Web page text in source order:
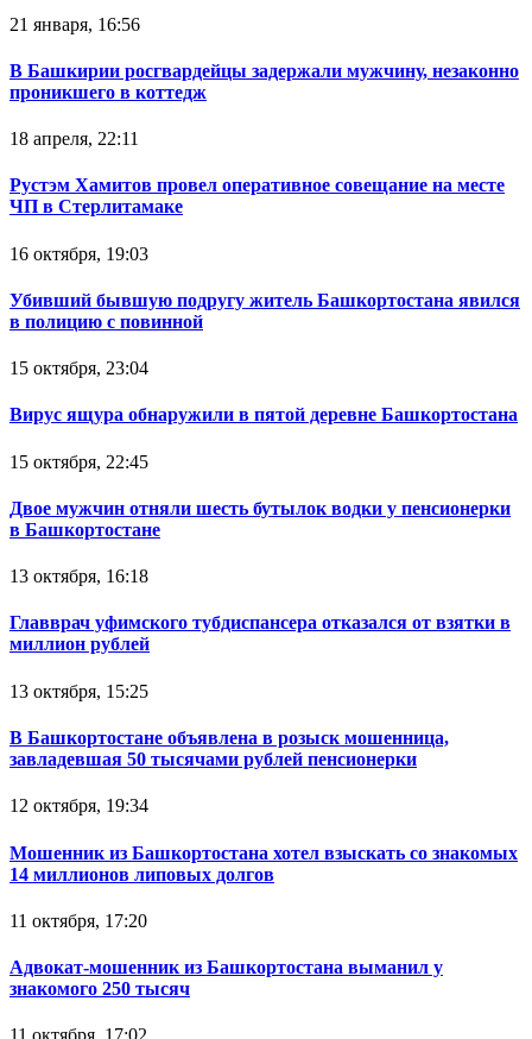
21 января, 16:56
В Башкирии росгвардейцы задержали мужчину, незаконно
проникшего в коттедж
18 апреля, 22:11
Рустэм Хамитов провел оперативное совещание на месте
ЧП в Стерлитамаке
16 октября, 19:03
Убивший бывшую подругу житель Башкортостана явился
в полицию с повинной
15 октября, 23:04
Вирус ящура обнаружили в пятой деревне Башкортостана
15 октября, 22:45
Двое мужчин отняли шесть бутылок водки у пенсионерки
в Башкортостане
13 октября, 16:18
Главврач уфимского тубдиспансера отказался от взятки в
миллион рублей
13 октября, 15:25
В Башкортостане объявлена в розыск мошенница,
завладевшая 50 тысячами рублей пенсионерки
12 октября, 19:34
Мошенник из Башкортостана хотел взыскать со знакомых
14 миллионов липовых долгов
11 октября, 17:20
Адвокат-мошенник из Башкортостана выманил у
знакомого 250 тысяч